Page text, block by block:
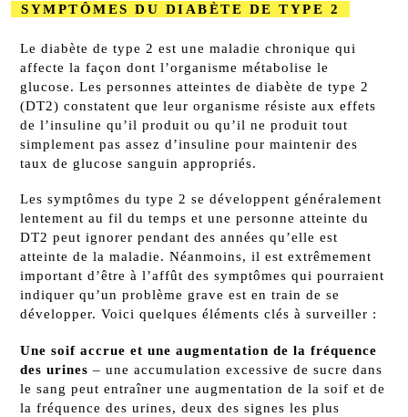
SYMPTÔMES DU DIABÈTE DE TYPE 2
Le diabète de type 2 est une maladie chronique qui
affecte la façon dont l’organisme métabolise le
glucose. Les personnes atteintes de diabète de type 2
(DT2) constatent que leur organisme résiste aux effets
de l’insuline qu’il produit ou qu’il ne produit tout
simplement pas assez d’insuline pour maintenir des
taux de glucose sanguin appropriés.
Les symptômes du type 2 se développent généralement
lentement au fil du temps et une personne atteinte du
DT2 peut ignorer pendant des années qu’elle est
atteinte de la maladie. Néanmoins, il est extrêmement
important d’être à l’affût des symptômes qui pourraient
indiquer qu’un problème grave est en train de se
développer. Voici quelques éléments clés à surveiller :
Une soif accrue et une augmentation de la fréquence
des urines – une accumulation excessive de sucre dans
le sang peut entraîner une augmentation de la soif et de
la fréquence des urines, deux des signes les plus